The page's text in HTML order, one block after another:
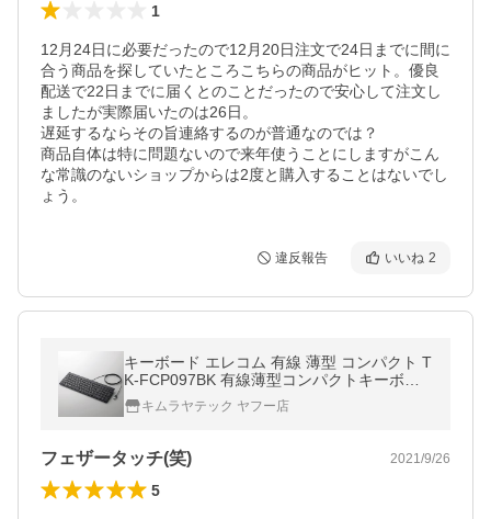
1
12月24日に必要だったので12月20日注文で24日までに間に
合う商品を探していたところこちらの商品がヒット。優良
配送で22日までに届くとのことだったので安心して注文し
ましたが実際届いたのは26日。
遅延するならその旨連絡するのが普通なのでは？
商品自体は特に問題ないので来年使うことにしますがこん
な常識のないショップからは2度と購入することはないでし
ょう。
違反報告 いいね 2
キーボード エレコム 有線 薄型 コンパクト T
K-FCP097BK 有線薄型コンパクトキーボー
ド キムラヤテック ヤフー店
フェザータッチ(笑) 2021/9/26
5